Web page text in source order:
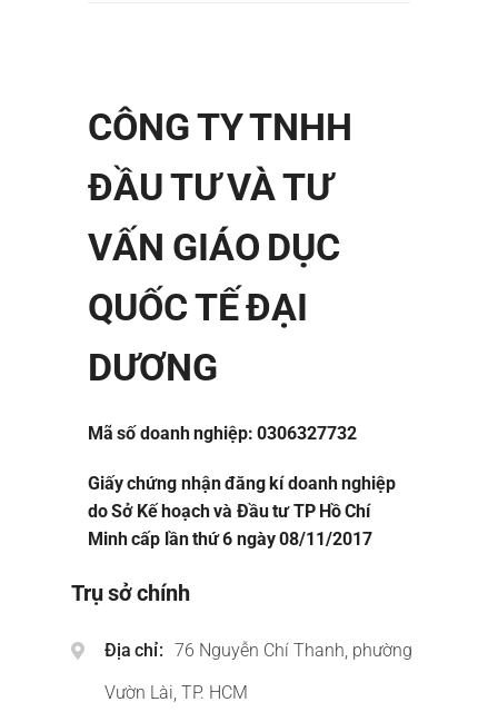
CÔNG TY TNHH
ĐẦU TƯ VÀ TƯ
VẤN GIÁO DỤC
QUỐC TẾ ĐẠI
DƯƠNG
Mã số doanh nghiệp: 0306327732
Giấy chứng nhận đăng kí doanh nghiệp
do Sở Kế hoạch và Đầu tư TP Hồ Chí
Minh cấp lần thứ 6 ngày 08/11/2017
Trụ sở chính
Địa chỉ
76 Nguyễn Chí Thanh, phường
Vườn Lài, TP. HCM